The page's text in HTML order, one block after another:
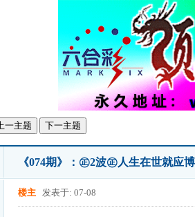
一主题 下一主题
《074期》：㊣2波㊣人生在世就应
楼主 发表于: 07-08